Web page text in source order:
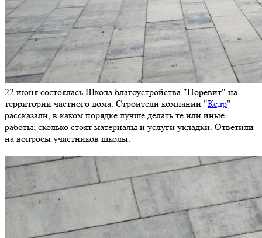
22 июня состоялась Школа благоустройства "Поревит" на
территории частного дома. Строители компании "Кедр"
рассказали, в каком порядке лучше делать те или иные
работы; сколько стоят материалы и услуги укладки. Ответили
на вопросы участников школы.